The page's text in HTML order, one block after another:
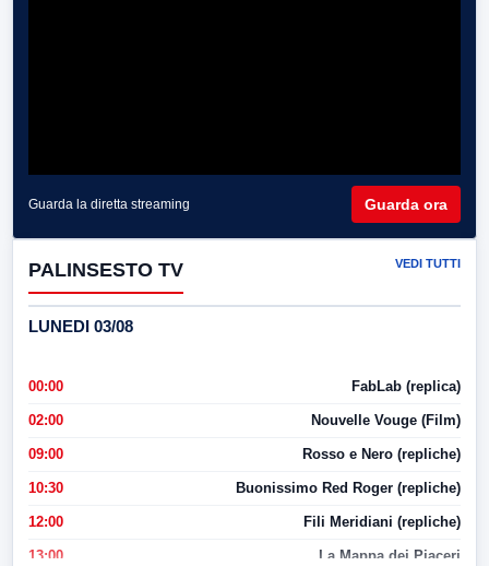
Guarda la diretta streaming Guarda ora
PALINSESTO TV VEDI TUTTI
LUNEDI 03/08
00:00 FabLab (replica)
02:00 Nouvelle Vouge (Film)
09:00 Rosso e Nero (repliche)
10:30 Buonissimo Red Roger (repliche)
12:00 Fili Meridiani (repliche)
13:00 La Mappa dei Piaceri